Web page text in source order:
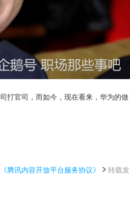
打官司，而如今，现在看来，华为的做
《腾讯内容开放平台服务协议》
转载发